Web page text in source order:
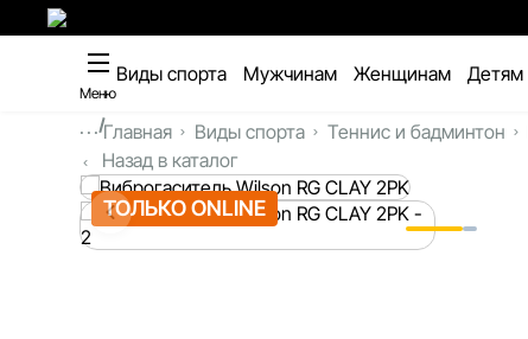
Меню
Виды спорта Мужчинам Женщинам Детям
...Главная Виды спорта Теннис и бадминтон
Назад в каталог
ТОЛЬКО ONLINE